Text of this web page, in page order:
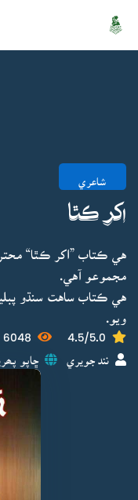
شاعري
اکر ڪٿا
هي ڪتاب ”اکر ڪٿا“
مجموعو آهي.
4.5/5.0
6048
ڇاپو